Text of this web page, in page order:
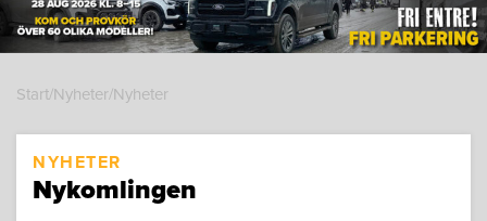
Start/Nyheter/Nyheter
NYHETER
Nykomlingen